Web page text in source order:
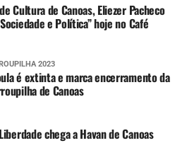
Cultura de Canoas, Eliezer Pacheco
e Política” hoje no Café
2023
é extinta e marca encerramento da
de Canoas
chega a Havan de Canoas